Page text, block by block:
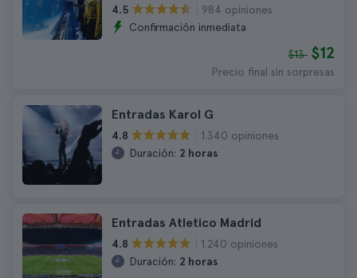
4.5
984 opiniones
Confirmación inmediata
$13 $12
Precio final sin sorpresas
Entradas Karol G
4.8
1.340 opiniones
Duración: 2 horas
Entradas Atletico Madrid
4.8
1.240 opiniones
Duración: 2 horas